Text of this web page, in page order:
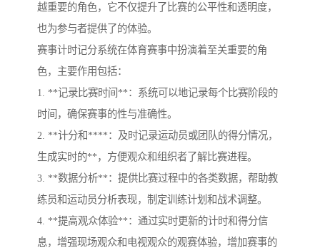
越重要的角色，它不仅提升了比赛的公平性和透明度，
也为参与者提供了的体验。
赛事计时记分系统在体育赛事中扮演着至关重要的角
色，主要作用包括：
1. **记录比赛时间**：系统可以地记录每个比赛阶段的
时间，确保赛事的性与准确性。
2. **计分和****：及时记录运动员或团队的得分情况，
生成实时的**，方便观众和组织者了解比赛进程。
3. **数据分析**：提供比赛过程中的各类数据，帮助教
练员和运动员分析表现，制定训练计划和战术调整。
4. **提高观众体验**：通过实时更新的计时和得分信
息，增强现场观众和电视观众的观赛体验，增加赛事的